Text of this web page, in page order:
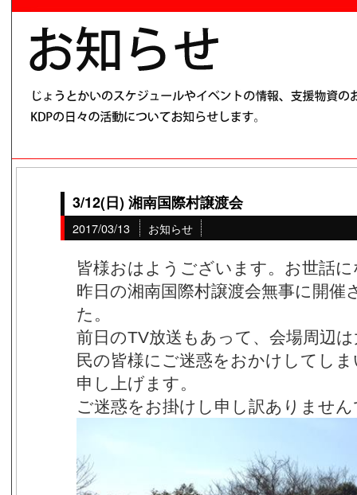
3/12(日) 湘南国際村譲渡会
2017/03/13 お知らせ
皆様おはようございます。お世話
昨日の湘南国際村譲渡会無事に開
た。
前日のTV放送もあって、会場周辺
民の皆様にご迷惑をおかけしてし
申し上げます。
ご迷惑をお掛けし申し訳ありませ